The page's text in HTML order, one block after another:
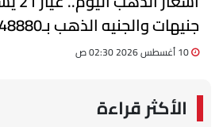
جنيهات والجنيه الذهب بـ48880 جنيهًا
الأكثر قراءة